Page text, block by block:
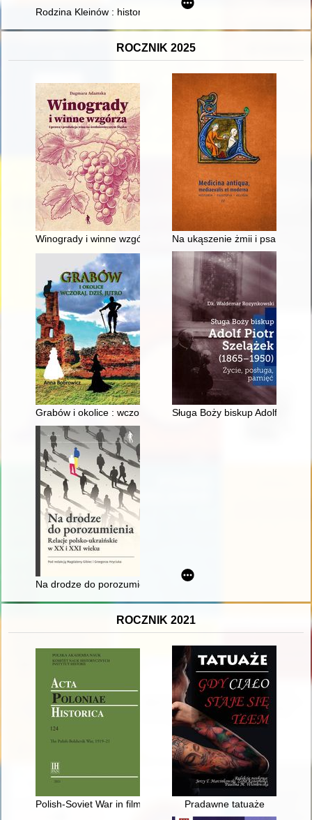
Rodzina Kleinów : historia w postaciach i miejscach zapisana
ROCZNIK 2025
Winogrady i winne wzgórza : uprawa i produkcja wina na
Na ukąszenie żmii i psa
Grabów i okolice : wczoraj, dziś, jutroSługa Boży biskup Adolf Piotr
Na drodze do porozumienia : relacje polsko-ukraińskie w XX i
ROCZNIK 2021
Polish-Soviet War in film and cinema : a new persperctive
Pradawne tatuaże